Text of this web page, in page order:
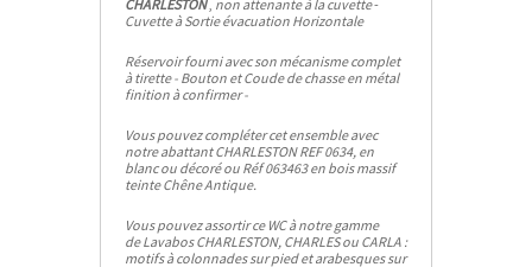
CHARLESTON, non attenante à la cuvette-
Cuvette à Sortie évacuation Horizontale
Réservoir fourni avec son mécanisme complet
à tirette - Bouton et Coude de chasse en métal
finition à confirmer -
Vous pouvez compléter cet ensemble avec
notre abattant CHARLESTON REF 0634, en
blanc ou décoré ou Réf 063463en bois massif
teinte Chêne Antique.
Vous pouvez assortir ce WC à notre gamme
de LavabosCHARLESTON, CHARLESou CARLA :
motifs à colonnades sur pied et arabesques sur